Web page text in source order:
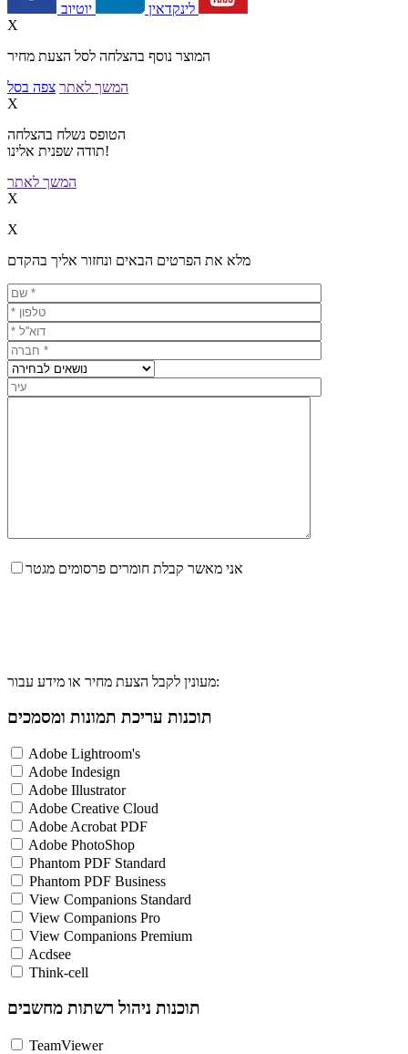
לינקדאין
X
המוצר נוסף בהצלחה לסל הצעת מחיר
המשך לאתר צפה בסל
X
הטופס נשלח בהצלחה
תודה שפנית אלינו!
המשך לאתר
X
X
מלא את הפרטים הבאים ונחזור אליך בהקדם
אני מאשר קבלת חומרים פרסומים מגטר
מעונין לקבל הצעת מחיר או מידע עבור:
תוכנות עריכת תמונות ומסמכים
Adobe Lightroom's
Adobe Indesign
Adobe Illustrator
Adobe Creative Cloud
Adobe Acrobat PDF
Adobe PhotoShop
Phantom PDF Standard
Phantom PDF Business
View Companions Standard
View Companions Pro
View Companions Premium
Acdsee
Think-cell
תוכנות ניהול רשתות מחשבים
TeamViewer